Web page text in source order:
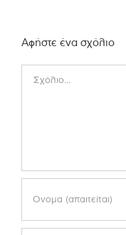
Αφήστε ένα σχόλιο